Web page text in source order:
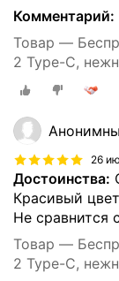
Комментарий:
Товар —
2 Type-C,
26
Достоинства:
Красивый цвет
Не сравнится
Товар —
2 Type-C,